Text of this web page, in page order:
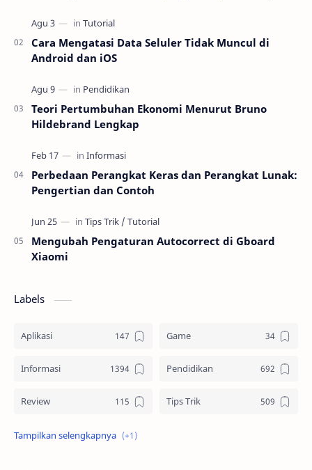
editin…
Cara Mengatasi Data Seluler Tidak Muncul di
Android dan iOS
Teori Pertumbuhan Ekonomi Menurut Bruno
Hildebrand Lengkap
Perbedaan Perangkat Keras dan Perangkat Lunak:
Pengertian dan Contoh
Mengubah Pengaturan Autocorrect di Gboard
Xiaomi
Labels
Aplikasi Game
Informasi Pendidikan
Review Tips Trik
Tutorial